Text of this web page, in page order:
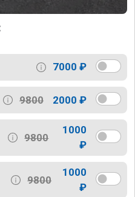
7000 ₽
9800 2000 ₽
9800
1000
₽
9800
1000
₽